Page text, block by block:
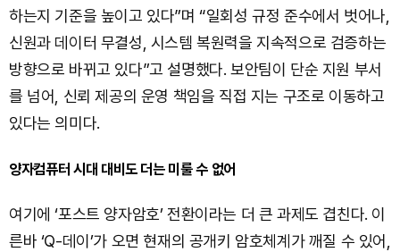
하는지 기준을 높이고 있다”며 “일회성 규정 준수에서 벗어나,
신원과 데이터 무결성, 시스템 복원력을 지속적으로 검증하는
방향으로 바뀌고 있다”고 설명했다. 보안팀이 단순 지원 부서
를 넘어, 신뢰 제공의 운영 책임을 직접 지는 구조로 이동하고
있다는 의미다.
양자컴퓨터 시대 대비도 더는 미룰 수 없어
여기에 ‘포스트 양자암호’ 전환이라는 더 큰 과제도 겹친다. 이
른바 ‘Q-데이’가 오면 현재의 공개키 암호체계가 깨질 수 있어,